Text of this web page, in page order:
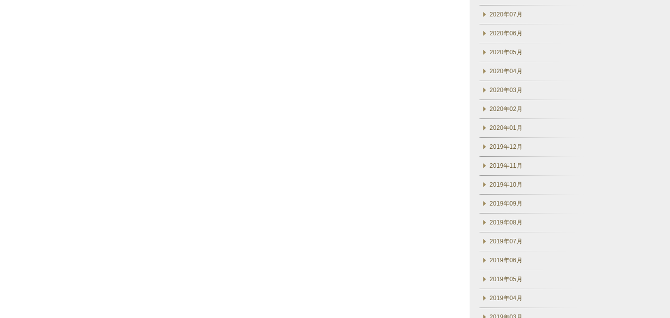
2020年07月
2020年06月
2020年05月
2020年04月
2020年03月
2020年02月
2020年01月
2019年12月
2019年11月
2019年10月
2019年09月
2019年08月
2019年07月
2019年06月
2019年05月
2019年04月